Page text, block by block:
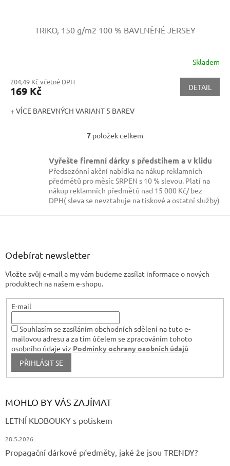
TRIKO, 150 g/m2 100 % BAVLNĚNÉ JERSEY
Skladem
204,49 Kč včetně DPH
169 Kč DETAIL
+ VÍCE BAREVNÝCH VARIANT 5 BAREV
O
l
á
d
a
c
p
ý
i
u
7 položek celkem
Vyřešte firemní dárky s předstihem a v klidu
Předsezónní akční nabídka na nákup reklamních
předmětů pro měsíc SRPEN s 10 % slevou. Platí na
nákup reklamních předmětů nad 15 000 Kč/ bez
DPH( sleva se nevztahuje na tiskové a ostatní služby)
Z
Odebírat newsletter
Vložte svůj e-mail a my vám budeme zasílat informace o nových
produktech na našem e-shopu.
E-mail
Souhlasím se zasíláním obchodních sdělení na tuto e-
mailovou adresu a za tím účelem se zpracováním tohoto
osobního údaje viz Podmínky ochrany osobních údajů
PŘIHLÁSIT SE
MOHLO BY VÁS ZAJÍMAT
LETNÍ KLOBOUKY s potiskem
28.5.2026
Propagační dárkové předměty, jaké že jsou TRENDY?